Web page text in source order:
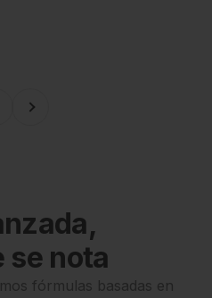
se nota
fórmulas basadas en